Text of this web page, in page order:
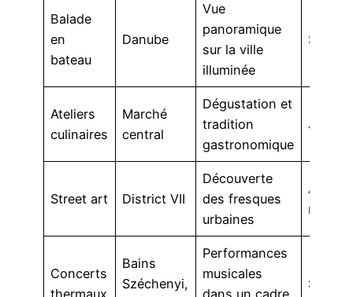
Balade
en
bateau
Danube
Vue
panoramique
sur la ville
illuminée
Soirée
Ateliers
culinaires
Marché
central
Dégustation et
tradition
gastronomique
Street art District VII
Découverte
des fresques
urbaines
Après-
midi
Concerts
Bains
Széchenyi,
Performances
musicales
Soirée